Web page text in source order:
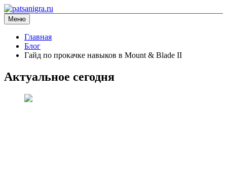
Перейти
к
содержимому
patsanigra.ru
информационный сайт
Меню
Главная
Блог
Гайд по прокачке навыков в Mount & Blade II
Актуальное сегодня